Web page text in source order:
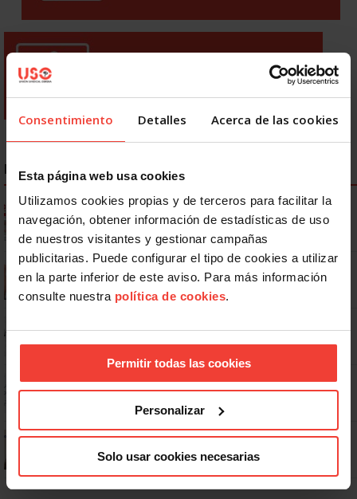
Consentimiento Detalles Acerca de las cookies
Esta página web usa cookies
Utilizamos cookies propias y de terceros para facilitar la
navegación, obtener información de estadísticas de uso
de nuestros visitantes y gestionar campañas
publicitarias. Puede configurar el tipo de cookies a utilizar
en la parte inferior de este aviso. Para más información
consulte nuestra política de cookies.
Permitir todas las cookies
Personalizar
Solo usar cookies necesarias
NOTICIAS MÁS LEÍDAS
Ya os podéis descargar la app de USO
Se actualizan las patologías para acceder a la jubilación
anticipada por discapacidad
libre
Dudas frecuentes sobre las vacaciones
¿Puedo viajar estando de baja?